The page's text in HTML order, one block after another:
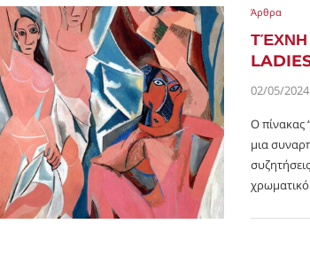
Άρθρα
ΤΈΧΝΗ
02/05/2024
Ο πίνακας
μια
χρωματικό